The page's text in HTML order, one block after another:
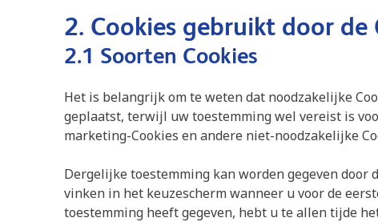
2. Cookies gebruikt door de
2.1 Soorten Cookies
Het is belangrijk om te weten dat noodzakelijke
geplaatst, terwijl uw toestemming wel vereist is
marketing-Cookies en andere niet-noodzakelijke
Dergelijke toestemming kan worden gegeven door
vinken in het keuzescherm wanneer u voor de
toestemming heeft gegeven, hebt u te allen tijde